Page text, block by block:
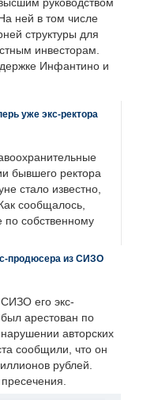
руководством
ней в том числе
структуры для
инвесторам.
Инфантино и
уже экс-ректора
бывшего ректора
стало известно,
сообщалось,
по собственному
продюсера из СИЗО
его экс-
арестован по
авторских
сообщили, что он
рублей.